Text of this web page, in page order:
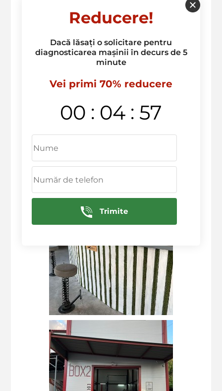
Reducere!
Dacă lăsați o solicitare pentru
diagnosticarea mașinii în decurs de 5
minute
Vei primi 70% reducere
00 : 04 : 57
Trimite